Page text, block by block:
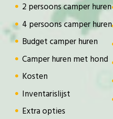
2 persoons camper huren
4 persoons camper huren
Budget camper huren
Camper huren met hond
Kosten
Inventarislijst
Extra opties